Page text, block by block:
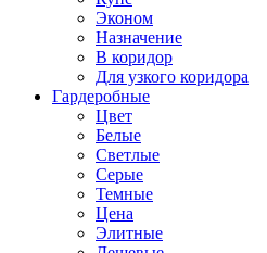
Эконом
Назначение
В коридор
Для узкого коридора
Гардеробные
Цвет
Белые
Светлые
Серые
Темные
Цена
Элитные